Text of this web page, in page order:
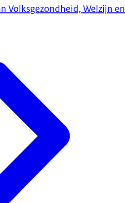
Volksgezondheid, Welzijn en